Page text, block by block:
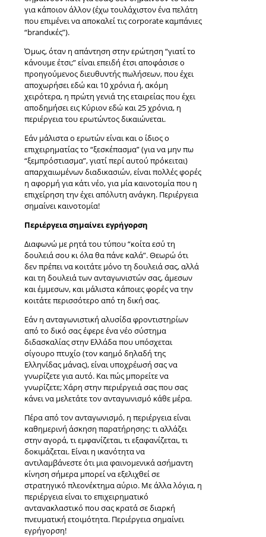
για κάποιον άλλον (έχω τουλάχιστον ένα πελάτη
που επιμένει να αποκαλεί τις corporate καμπάνιες
“brandικές”).
Όμως, όταν η απάντηση στην ερώτηση “γιατί το
κάνουμε έτσι;” είναι επειδή έτσι αποφάσισε ο
προηγούμενος διευθυντής πωλήσεων, που έχει
αποχωρήσει εδώ και 10 χρόνια ή, ακόμη
χειρότερα, η πρώτη γενιά της εταιρείας που έχει
αποδημήσει εις Κύριον εδώ και 25 χρόνια, η
περιέργεια του ερωτώντος δικαιώνεται.
Εάν μάλιστα ο ερωτών είναι και ο ίδιος ο
επιχειρηματίας το “ξεσκέπασμα” (για να μην πω
“ξεμπρόστιασμα”, γιατί περί αυτού πρόκειται)
απαρχαιωμένων διαδικασιών, είναι πολλές φορές
η αφορμή για κάτι νέο, για μία καινοτομία που η
επιχείρηση την έχει απόλυτη ανάγκη. Περιέργεια
σημαίνει καινοτομία!
Περιέργεια σημαίνει εγρήγορση
Διαφωνώ με ρητά του τύπου “κοίτα εσύ τη
δουλειά σου κι όλα θα πάνε καλά”. Θεωρώ ότι
δεν πρέπει να κοιτάτε μόνο τη δουλειά σας, αλλά
και τη δουλειά των ανταγωνιστών σας, άμεσων
και έμμεσων, και μάλιστα κάποιες φορές να την
κοιτάτε περισσότερο από τη δική σας.
Εάν η ανταγωνιστική αλυσίδα φροντιστηρίων
από το δικό σας έφερε ένα νέο σύστημα
διδασκαλίας στην Ελλάδα που υπόσχεται
σίγουρο πτυχίο (τον καημό δηλαδή της
Ελληνίδας μάνας), είναι υποχρέωσή σας να
γνωρίζετε για αυτό. Και πώς μπορείτε να
γνωρίζετε; Χάρη στην περιέργειά σας που σας
κάνει να μελετάτε τον ανταγωνισμό κάθε μέρα.
Πέρα από τον ανταγωνισμό, η περιέργεια είναι
καθημερινή άσκηση παρατήρησης: τι αλλάζει
στην αγορά, τι εμφανίζεται, τι εξαφανίζεται, τι
δοκιμάζεται. Είναι η ικανότητα να
αντιλαμβάνεστε ότι μια φαινομενικά ασήμαντη
κίνηση σήμερα μπορεί να εξελιχθεί σε
στρατηγικό πλεονέκτημα αύριο. Με άλλα λόγια, η
περιέργεια είναι το επιχειρηματικό
αντανακλαστικό που σας κρατά σε διαρκή
πνευματική ετοιμότητα. Περιέργεια σημαίνει
εγρήγορση!